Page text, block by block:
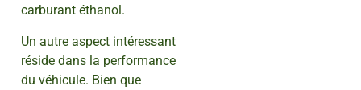
carburant éthanol.
Un autre aspect intéressant
réside dans la performance
du véhicule. Bien que